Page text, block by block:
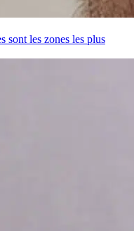
sont les zones les plus